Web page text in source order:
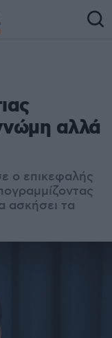
αλλά
ο επικεφαλής
ασκήσει τα